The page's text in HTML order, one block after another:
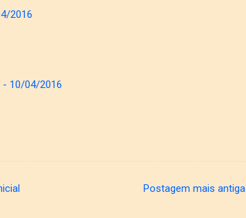
2016
- 10/04/2016
Postagem mais antiga